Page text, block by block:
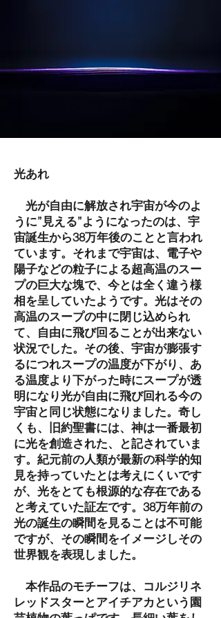
光あれ
光が自由に解放され宇宙が今のよ
うに”見える”ようになったのは、宇
宙誕生から38万年後のことと言われ
ています。それまで宇宙は、電子や
陽子などの粒子による超高温のスー
プの巨大な塊で、今とは全く違う様
相を呈していたようです。光はその
高温のスープの中に閉じ込められ
て、自由に飛び回ることが出来ない
状況でした。その後、宇宙が膨張す
るにつれスープの温度が下がり、あ
る温度より下がった時にスープが透
明になり光が自由に飛び回れる今の
宇宙と同じ状態になりました。奇し
くも、旧約聖書には、神は一番最初
に光を創造された、と記されていま
す。紀元前の人類が最新の科学的知
見を持っていたとは考えにくいです
が、光をとても根源的な存在である
と考えていた証左です。38万年前の
光の誕生の瞬間を見ることは不可能
ですが、その瞬間をイメージしその
世界観を表現しました。
本作品のモチーフは、コルジリネ
レッドスターとアイチアカという園